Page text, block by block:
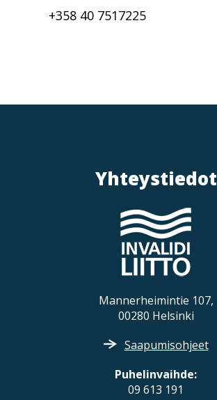
+358 40 7517225
Yhteystiedot
Mannerheimintie 107,
00280 Helsinki
Saapumisohjeet
Puhelinvaihde:
09 613 191